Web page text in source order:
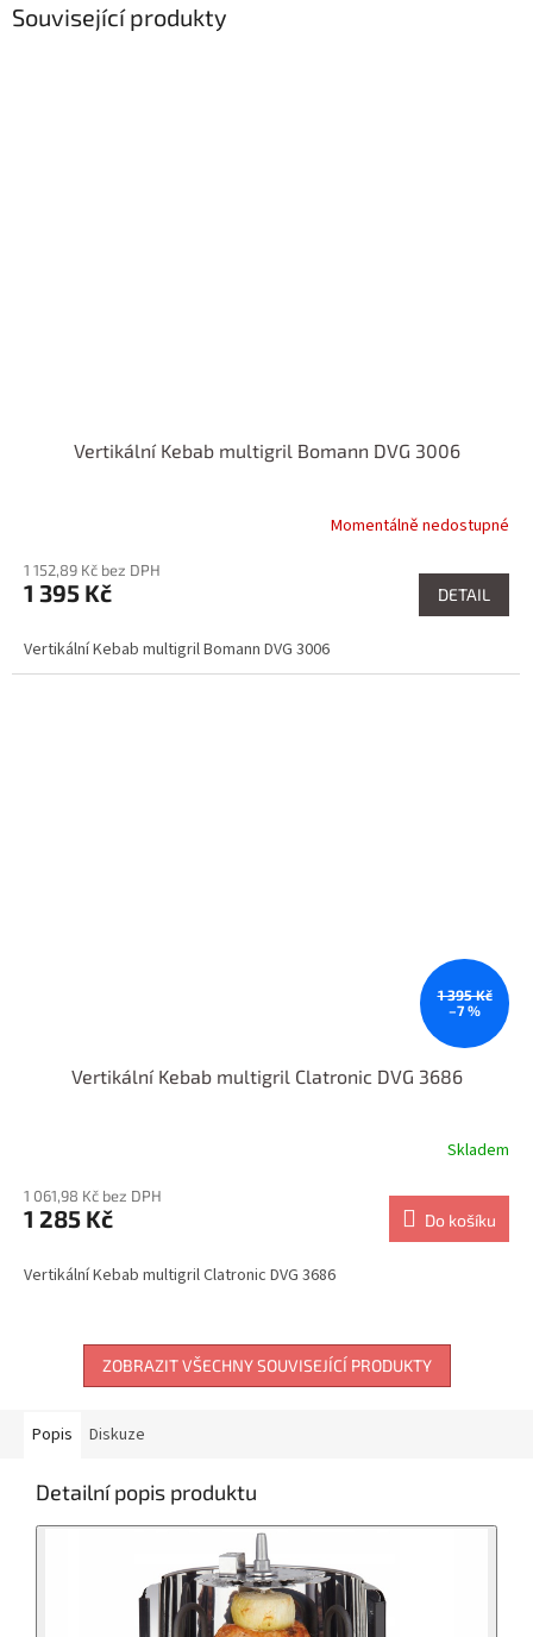
Související produkty
Vertikální Kebab multigril Bomann DVG 3006
Momentálně nedostupné
1 152,89 Kč bez DPH
1 395 Kč DETAIL
Vertikální Kebab multigril Bomann DVG 3006
1 395 Kč
–7 %
Vertikální Kebab multigril Clatronic DVG 3686
Skladem
1 061,98 Kč bez DPH
1 285 Kč Do košíku
Vertikální Kebab multigril Clatronic DVG 3686
ZOBRAZIT VŠECHNY SOUVISEJÍCÍ PRODUKTY
Popis Diskuze
Detailní popis produktu